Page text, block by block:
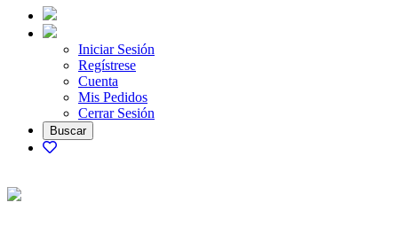
Iniciar Sesión
Regístrese
Cuenta
Mis Pedidos
Cerrar Sesión